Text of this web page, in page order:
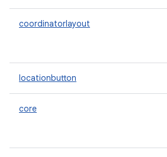
coordinatorlayout
locationbutton
core